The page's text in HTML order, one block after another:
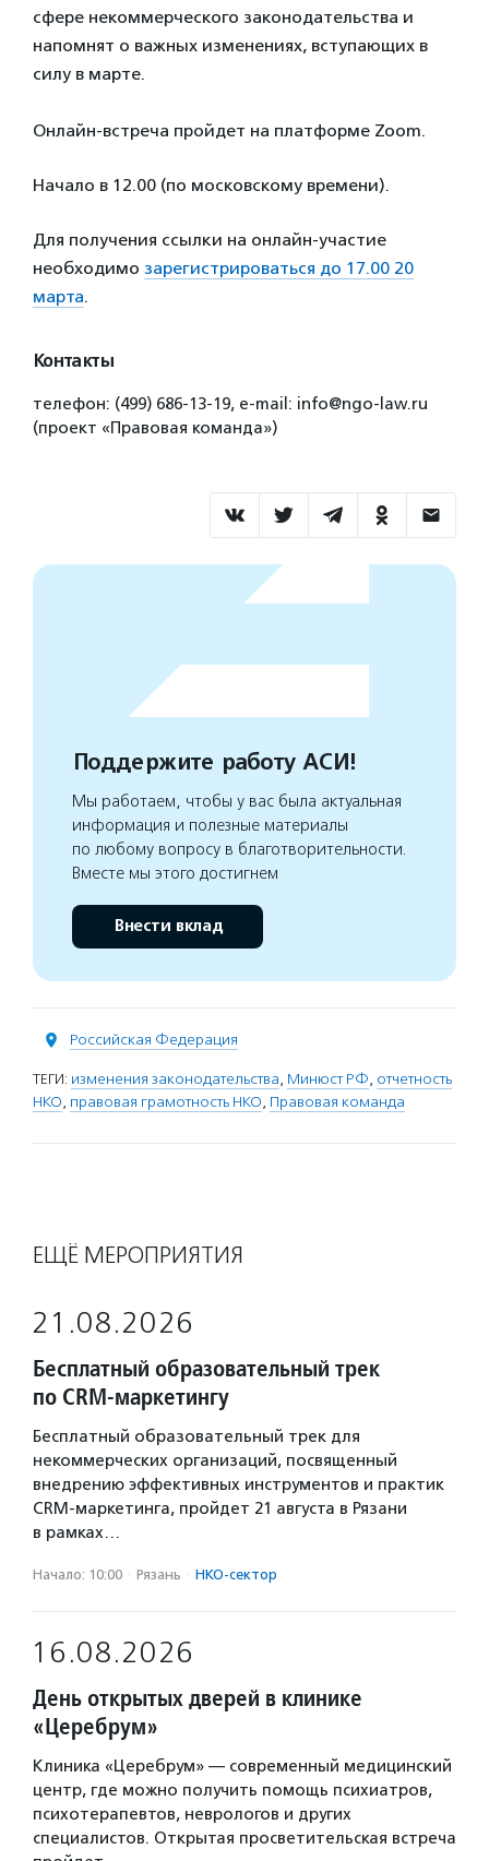
сфере некоммерческого законодательства и
напомнят о важных изменениях, вступающих в
силу в марте.
Онлайн-встреча пройдет на платформе Zoom.
Начало в 12.00 (по московскому времени).
Для получения ссылки на онлайн-участие
необходимо зарегистрироваться до 17.00 20
марта.
Контакты
телефон: (499) 686-13-19, e-mail: info@ngo-law.ru
(проект «Правовая команда»)
Поддержите работу АСИ!
Мы работаем, чтобы у вас была актуальная
информация и полезные материалы
по любому вопросу в благотворительности.
Вместе мы этого достигнем
Внести вклад
Российская Федерация
ТЕГИ: изменения законодательства, Минюст РФ, отчетность
НКО, правовая грамотность НКО, Правовая команда
ЕЩЁ МЕРОПРИЯТИЯ
21.08.2026
Бесплатный образовательный трек
по CRM-маркетингу
Бесплатный образовательный трек для
некоммерческих организаций, посвященный
внедрению эффективных инструментов и практик
CRM-маркетинга, пройдет 21 августа в Рязани
в рамках…
Начало: 10:00 · Рязань · НКО-сектор
16.08.2026
День открытых дверей в клинике
«Церебрум»
Клиника «Церебрум» — современный медицинский
центр, где можно получить помощь психиатров,
психотерапевтов, неврологов и других
специалистов. Открытая просветительская встреча